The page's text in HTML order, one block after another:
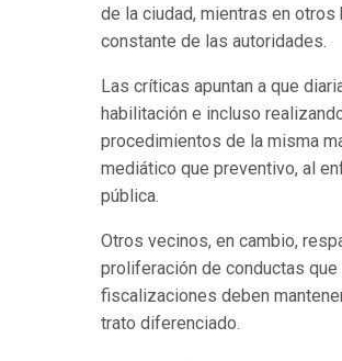
de la ciudad, mientras en
constante de las autoridades.
Las críticas apuntan a que
habilitación e incluso
procedimientos de la misma
mediático que preventivo, al
pública.
Otros vecinos, en cambio,
proliferación de conductas
fiscalizaciones deben
trato diferenciado.